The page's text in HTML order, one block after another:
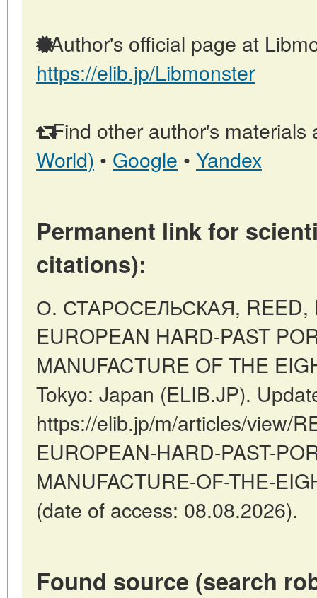
Author's official page at
https://elib.jp/Libmonster
Find other author's materials
World) • Google • Yandex
Permanent link for
citations):
О. СТАРОСЕЛЬСКАЯ, REED,
EUROPEAN HARD-PAST
MANUFACTURE OF THE
Tokyo: Japan (ELIB.JP).
https://elib.jp/m/articles/view/
EUROPEAN-HARD-PAST-
MANUFACTURE-OF-THE-
(date of access: 08.08.2026).
Found source (search